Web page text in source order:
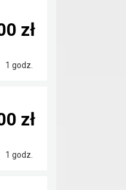
1 godz.
zł
1 godz.
zł